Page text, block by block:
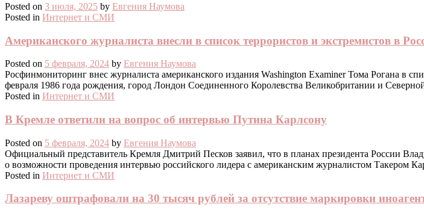
Posted on 3 июля, 2025 by Евгения Наумова
Posted in Интернет и СМИ
Американского журналиста внесли в список террористов и экстремистов в
Posted on 5 февраля, 2024 by Евгения Наумова
Росфинмониторинг внес журналиста американского издания Washington Examiner Тома Рогана в
февраля 1986 года рождения, город Лондон Соединенного Королевства Великобритании и
Posted in Интернет и СМИ
В Кремле ответили на вопрос об интервью Путина Карлсону
Posted on 5 февраля, 2024 by Евгения Наумова
Официальный представитель Кремля Дмитрий Песков заявил, что в планах президента России
о возможности проведения интервью российского лидера с американским журналистом Такером
Posted in Интернет и СМИ
Лазареву оштрафовали на 30 тысяч рублей за отсутствие маркировки